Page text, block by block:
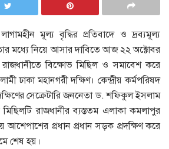
মূল্য বৃদ্ধির প্রতিবাদে ও দ্রব্যমূল্য
মধ্যে নিয়ে আসার দাবিতে আজ ২২ অক্টোবর
বিক্ষোভ মিছিল ও সমাবেশ করে
ঢাকা মহানগরী দক্ষিণ। কেন্দ্রীয় কর্মপরিষদ
সেক্রেটারি জননেতা ড. শফিকুল ইসলাম
রাজধানীর ব্যস্ততম এলাকা কমলাপুর
প্রধান প্রধান সড়ক প্রদক্ষিণ করে
শেষ হয়।